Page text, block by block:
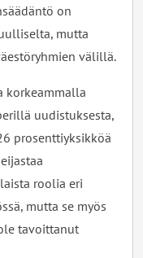
on
mutta
välillä.
korkeammalla
uudistuksesta,
prosenttiyksikköä
roolia eri
mutta se myös
tavoittanut